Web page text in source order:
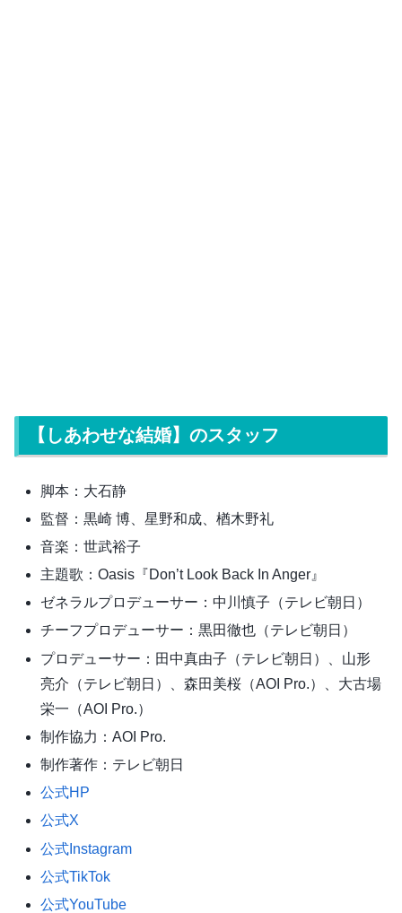
【しあわせな結婚】のスタッフ
脚本：大石静
監督：黒崎 博、星野和成、楢木野礼
音楽：世武裕子
主題歌：Oasis『Don’t Look Back In Anger』
ゼネラルプロデューサー：中川慎子（テレビ朝日）
チーフプロデューサー：黒田徹也（テレビ朝日）
プロデューサー：田中真由子（テレビ朝日）、山形
亮介（テレビ朝日）、森田美桜（AOI Pro.）、大古場
栄一（AOI Pro.）
制作協力：AOI Pro.
制作著作：テレビ朝日
公式HP
公式X
公式Instagram
公式TikTok
公式YouTube